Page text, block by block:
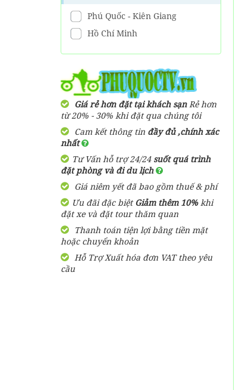
Giá từ: 300,000đ
Tour đang có giảm giá đến
Giá từ: 300,000đ
Tour đang có giảm giá đến
23%
Vé VinWonders Phú Quốc
Giá Rẻ
Tour đang có giảm giá đến
19%
Vé Cáp Treo Phú Quốc - Vé
Công Viên Nước Hòn Thơm
Aquatopia Water Park
Giá từ: 500,000đ
Tour đang có giảm giá đến
Phú Quốc - Kiên Giang
Hồ Chí Minh
Giá rẻ hơn đặt tại khách sạnRẻ hơn
từ 20% - 30% khi đặt qua chúng tôi
Cam kết thông tin đầy đủ ,chính xác
nhất
Tư Vấn hỗ trợ 24/24 suốt quá trình
đặt phòng và đi du lịch
Giá niêm yết đã bao gồm thuế & phí
Ưu đãi đặc biệtGiảm thêm 10%khi
đặt xe và đặt tour thăm quan
Thanh toán tiện lợi bằng tiền mặt
hoặc chuyển khoản
Hỗ Trợ Xuất hóa đơn VAT theo yêu
cầu